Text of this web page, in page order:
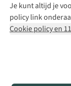
Je kunt altijd je
policy link
Cookie policy en